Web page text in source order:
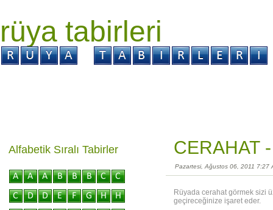
rüya tabirleri
CERAHAT
Pazartesi, Ağustos 06, 2011 7:27
Rüyada cerahat görmek sizi
geçireceğinize işaret eder.
Alfabetik Sıralı Tabirler